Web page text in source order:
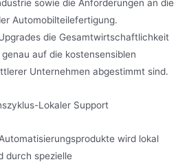
sowie die Anforderungen an die
Automobilteilefertigung.
die Gesamtwirtschaftlichkeit
auf die kostensensiblen
Unternehmen abgestimmt sind.
Lokaler Support
wird lokal
durch spezielle